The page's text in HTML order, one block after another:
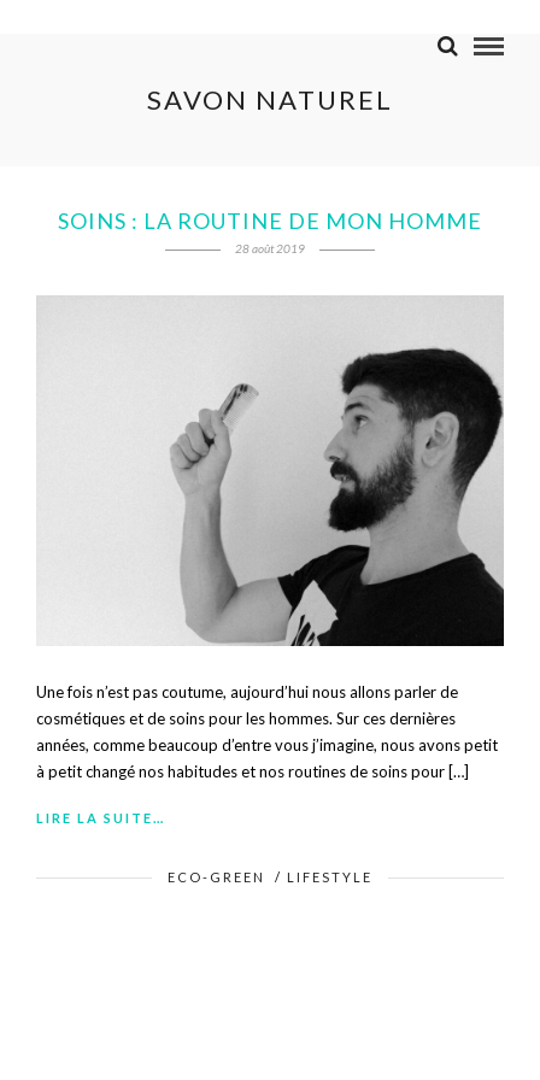
SAVON NATUREL
SOINS : LA ROUTINE DE MON HOMME
28 août 2019
Une fois n’est pas coutume, aujourd’hui nous allons parler de
cosmétiques et de soins pour les hommes. Sur ces dernières
années, comme beaucoup d’entre vous j’imagine, nous avons petit
à petit changé nos habitudes et nos routines de soins pour […]
LIRE LA SUITE…
ECO-GREEN / LIFESTYLE